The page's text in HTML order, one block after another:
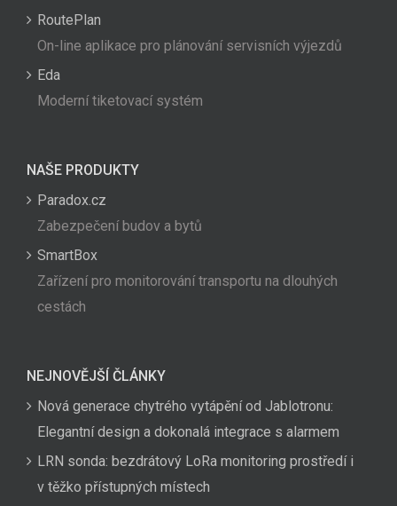
RoutePlan
On-line aplikace pro plánování servisních výjezdů
Eda
Moderní tiketovací systém
NAŠE PRODUKTY
Paradox.cz
Zabezpečení budov a bytů
SmartBox
Zařízení pro monitorování transportu na dlouhých
cestách
NEJNOVĚJŠÍ ČLÁNKY
Nová generace chytrého vytápění od Jablotronu:
Elegantní design a dokonalá integrace s alarmem
LRN sonda: bezdrátový LoRa monitoring prostředí i
v těžko přístupných místech